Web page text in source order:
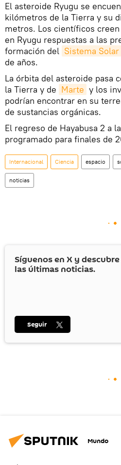
El asteroide Ryugu se
kilómetros de la Tierra y su
metros. Los científicos
en Ryugu respuestas a las
formación del Sistema Solar
de años.
La órbita del asteroide pasa
la Tierra y de Marte y los
podrían encontrar en su
de sustancias orgánicas.
El regreso de Hayabusa 2 a
programado para finales de
Internacional Ciencia espacio
noticias
Síguenos en X y descubre
las últimas noticias.
Seguir
Mundo